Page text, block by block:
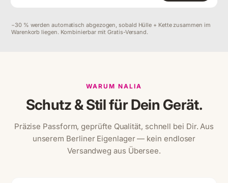
−30 % werden automatisch abgezogen, sobald Hülle + Kette zusammen im
Warenkorb liegen. Kombinierbar mit Gratis-Versand.
WARUM NALIA
Schutz & Stil für Dein Gerät.
Präzise Passform, geprüfte Qualität, schnell bei Dir. Aus
unserem Berliner Eigenlager — kein endloser
Versandweg aus Übersee.